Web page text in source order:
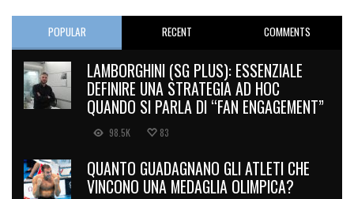
POPULAR RECENT COMMENTS
LAMBORGHINI (SG PLUS): ESSENZIALE
DEFINIRE UNA STRATEGIA AD HOC
QUANDO SI PARLA DI “FAN ENGAGEMENT”
98.5K 83
QUANTO GUADAGNANO GLI ATLETI CHE
VINCONO UNA MEDAGLIA OLIMPICA?